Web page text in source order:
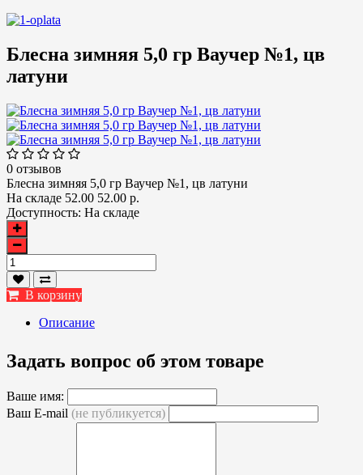
Блесна зимняя 5,0 гр Ваучер №1, цв
латуни
0 отзывов
Блесна зимняя 5,0 гр Ваучер №1, цв латуни
На складе 52.00 52.00 р.
Доступность: На складе
В корзину
Описание
Задать вопрос об этом товаре
Ваше имя:
Ваш E-mail (не публикуется)